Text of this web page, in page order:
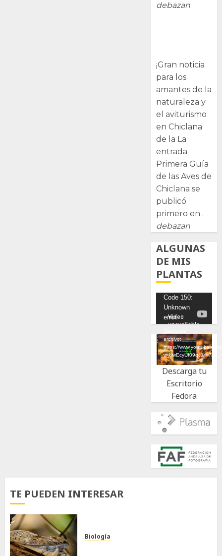
debazan
¡Gran noticia
para los
amantes de la
naturaleza y
el aviturismo
en Chiclana
de la La
entrada
Primera Guía
de las Aves de
Chiclana se
publicó
primero en .
debazan
ALGUNAS
DE MIS
PLANTAS
Reproductor
de
vídeo
Code 150:
Unknown
error.
archivo:
https://
Descarga tu
Escritorio
Fedora
TE PUEDEN INTERESAR
Biología